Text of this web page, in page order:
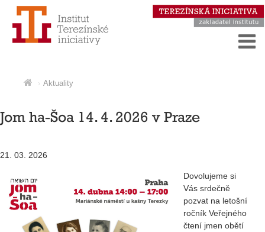
Aktuality
Jom ha-Šoa 14. 4. 2026 v Praze
21. 03. 2026
Dovolujeme si
Vás srdečně
pozvat na letošní
ročník Veřejného
čtení jmen obětí